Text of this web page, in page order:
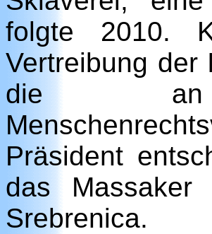
folgte 2010.
Vertreibung der
die an
Präsident
das
Srebrenica.